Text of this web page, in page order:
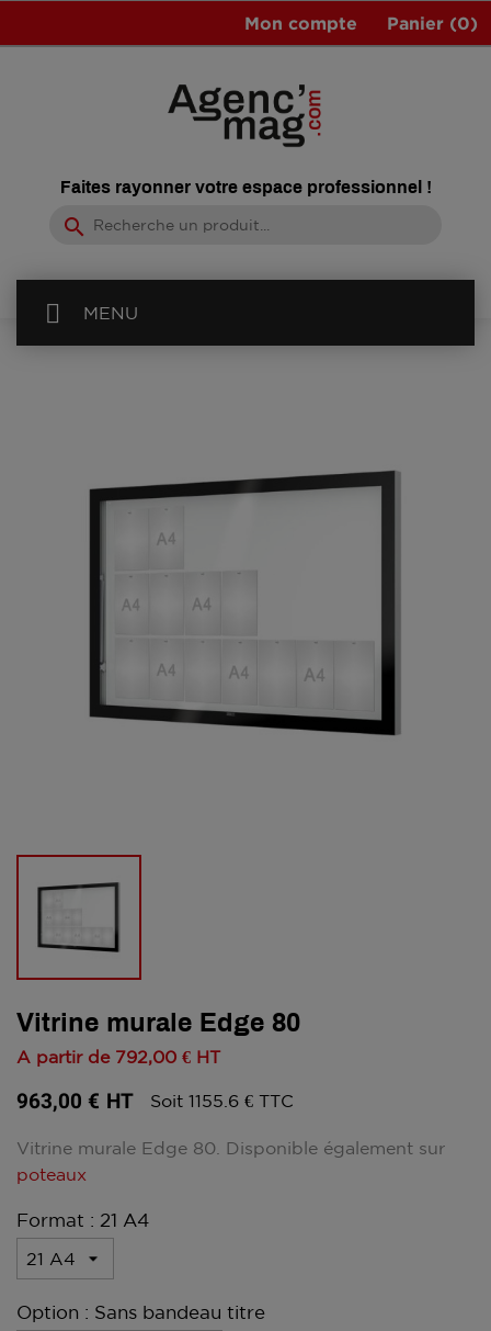
Panier (0)
Mon compte
Faites rayonner votre espace professionnel !
search
MENU
Vitrine murale Edge 80
A partir de 792,00 € HT
963,00 € HT Soit 1155.6 € TTC
Vitrine murale Edge 80. Disponible également sur
poteaux
Format : 21 A4
Option : Sans bandeau titre